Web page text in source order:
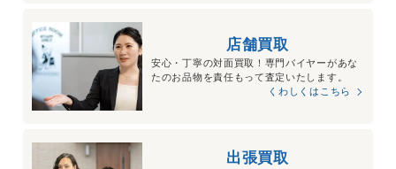
店舗買取
安心・丁寧の対面買取！専門バイヤーがあな
たのお品物を責任もって査定いたします。
くわしくはこちら
出張買取